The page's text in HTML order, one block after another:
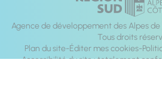
Agence de développement des Alpes
Tous droits
Plan du site Éditer mes cookies
Accessibilité du site : totalement